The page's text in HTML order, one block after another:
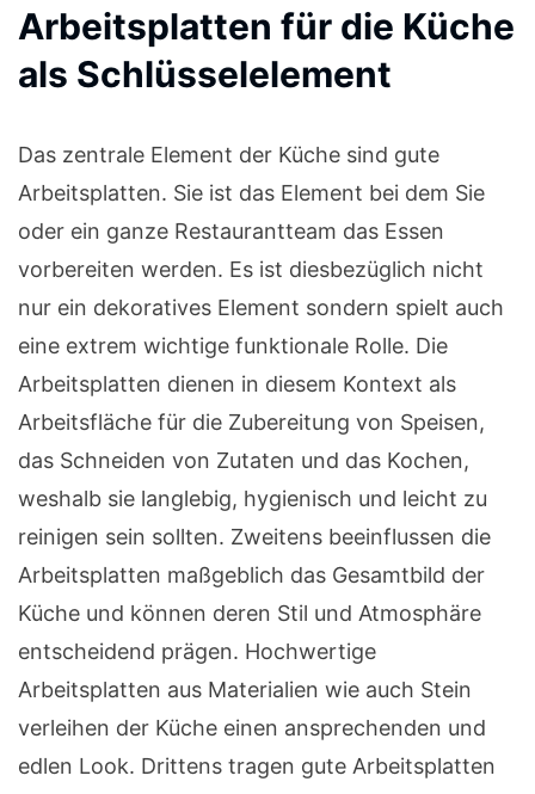
Arbeitsplatten für die Küche
als Schlüsselelement
Das zentrale Element der Küche sind gute
Arbeitsplatten. Sie ist das Element bei dem Sie
oder ein ganze Restaurantteam das Essen
vorbereiten werden. Es ist diesbezüglich nicht
nur ein dekoratives Element sondern spielt auch
eine extrem wichtige funktionale Rolle. Die
Arbeitsplatten dienen in diesem Kontext als
Arbeitsfläche für die Zubereitung von Speisen,
das Schneiden von Zutaten und das Kochen,
weshalb sie langlebig, hygienisch und leicht zu
reinigen sein sollten. Zweitens beeinflussen die
Arbeitsplatten maßgeblich das Gesamtbild der
Küche und können deren Stil und Atmosphäre
entscheidend prägen. Hochwertige
Arbeitsplatten aus Materialien wie auch Stein
verleihen der Küche einen ansprechenden und
edlen Look. Drittens tragen gute Arbeitsplatten